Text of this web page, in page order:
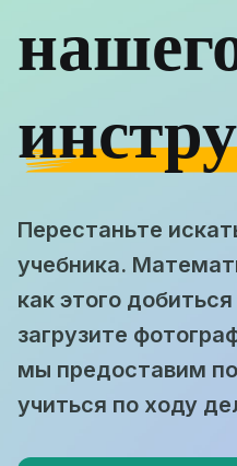
Перестаньте
учебника.
как этого
загрузите
мы предоставим
учиться по ходу